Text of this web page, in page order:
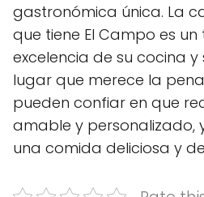
gastronómica única. La
que tiene El Campo es
excelencia de su cocina y
lugar que merece la pena
pueden confiar en que
amable y personalizado,
una comida deliciosa y